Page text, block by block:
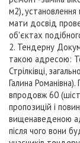
м2), установлення
мати досвід
об'єктах
2. Тендерну
такою адресою:
Стрілківці,
Галина
впродовж 60
пропозицій і
вищенаведеною
після чого вони